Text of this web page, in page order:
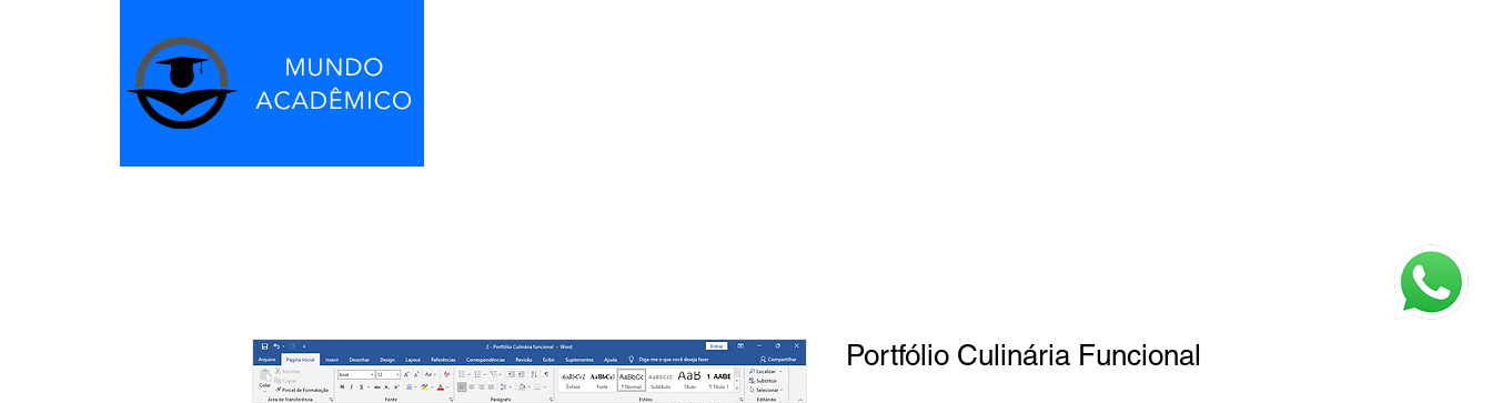
Portfólio Culinária Funcional